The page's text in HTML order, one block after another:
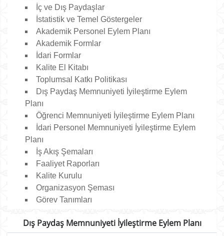
İç ve Dış Paydaşlar
İstatistik ve Temel Göstergeler
Akademik Personel Eylem Planı
Akademik Formlar
İdari Formlar
Kalite El Kitabı
Toplumsal Katkı Politikası
Dış Paydaş Memnuniyeti İyileştirme Eylem
Planı
Öğrenci Memnuniyeti İyileştirme Eylem Planı
İdari Personel Memnuniyeti İyileştirme Eylem
Planı
İş Akış Şemaları
Faaliyet Raporları
Kalite Kurulu
Organizasyon Şeması
Görev Tanımları
Dış Paydaş Memnuniyeti İyileştirme Eylem Planı